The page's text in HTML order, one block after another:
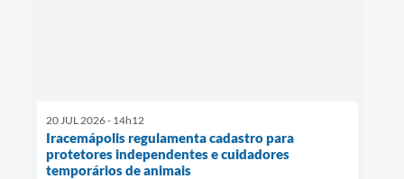
20 JUL 2026 - 14h12
Iracemápolis regulamenta cadastro para
protetores independentes e cuidadores
temporários de animais